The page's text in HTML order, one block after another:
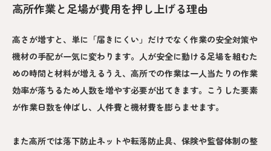
高所作業と足場が費用を押し上げる理由
高さが増すと、単に「届きにくい」だけでなく作業の安全対策や
機材の手配が一気に変わります。人が安全に動ける足場を組むた
めの時間と材料が増えるうえ、高所での作業は一人当たりの作業
効率が落ちるため人数を増やす必要が出てきます。こうした要素
が作業日数を伸ばし、人件費と機材費を膨らませます。
また高所では落下防止ネットや転落防止具、保険や監督体制の整